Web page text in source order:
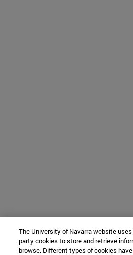
The University of Navarra website
party cookies to store and retrieve
browse. Different types of cookies